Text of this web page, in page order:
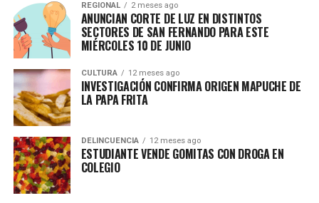
REGIONAL 2 meses ago
ANUNCIAN CORTE DE LUZ EN DISTINTOS
SECTORES DE SAN FERNANDO PARA ESTE
MIÉRCOLES 10 DE JUNIO
CULTURA 12 meses ago
INVESTIGACIÓN CONFIRMA ORIGEN MAPUCHE DE
LA PAPA FRITA
DELINCUENCIA 12 meses ago
ESTUDIANTE VENDE GOMITAS CON DROGA EN
COLEGIO